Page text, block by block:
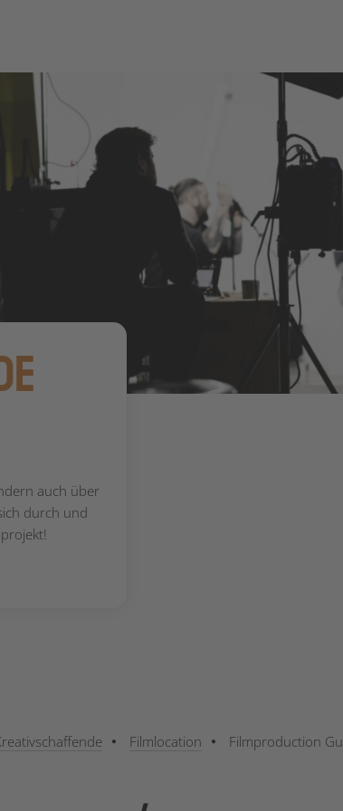
auch über
durch und
Filmlocation Filmproduction